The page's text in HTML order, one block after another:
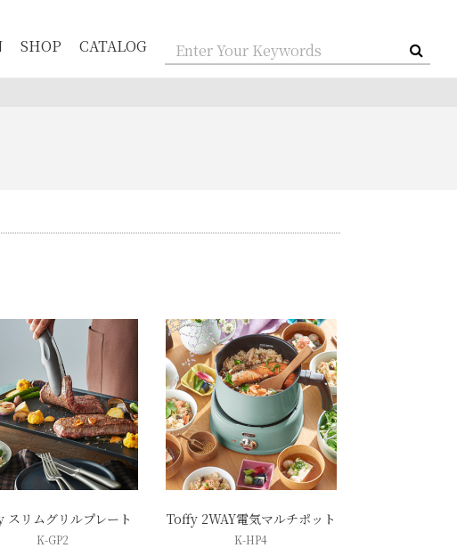
スリムグリルプレート
K-GP2
Toffy 2WAY電気マルチポット
K-HP4
SHOP CATALOG